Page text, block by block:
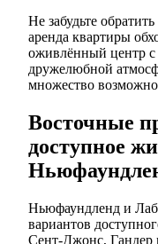
Не забудьте
аренда квартиры
оживлённый центр
дружелюбной
множество
Восточные
доступное
Ньюфаундленд и
вариантов
Сент-Джонс, Гандер